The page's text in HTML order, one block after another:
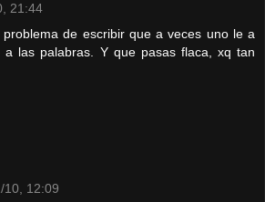
21:44
de escribir que a veces uno le a
a las palabras. Y que pasas flaca, xq tan
10, 12:09